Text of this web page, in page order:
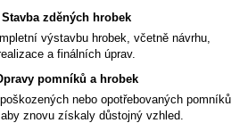
Stavba zděných hrobek
výstavbu hrobek, včetně návrhu,
a finálních úprav.
pomníků a hrobek
nebo opotřebovaných pomníků
znovu získaly důstojný vzhled.